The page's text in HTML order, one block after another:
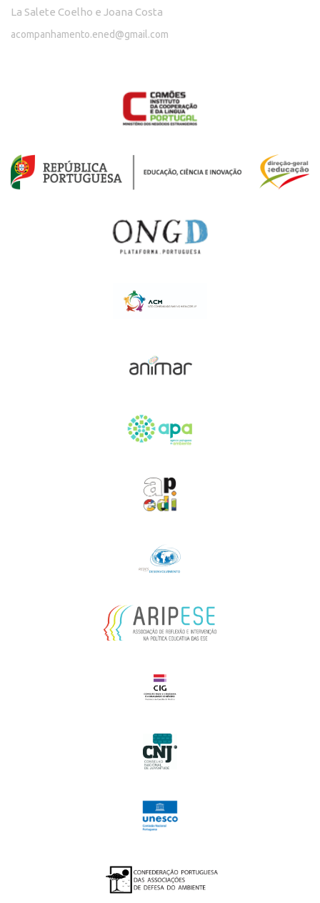
La Salete Coelho e Joana Costa
acompanhamento.ened@gmail.com